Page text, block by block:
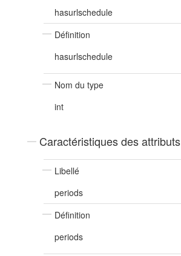
hasurlschedule
Définition
hasurlschedule
Nom du type
int
Caractéristiques des attributs
Libellé
periods
Définition
periods